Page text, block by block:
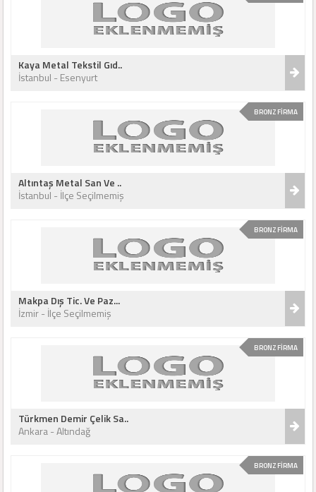
Kaya Metal Tekstil Gıd..
İstanbul - Esenyurt
BRONZ FİRMA
Altıntaş Metal San Ve ..
İstanbul - İlçe Seçilmemiş
BRONZ FİRMA
Makpa Dış Tic. Ve Paz...
İzmir - İlçe Seçilmemiş
BRONZ FİRMA
Türkmen Demir Çelik Sa..
Ankara - Altındağ
BRONZ FİRMA